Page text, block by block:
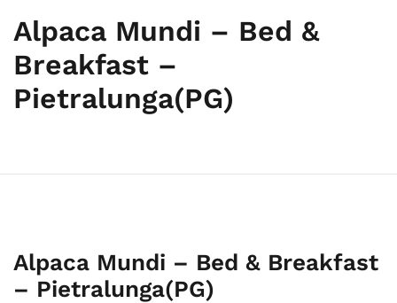
Alpaca Mundi – Bed &
Breakfast –
Pietralunga(PG)
Alpaca Mundi – Bed & Breakfast
– Pietralunga(PG)